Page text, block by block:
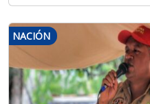
NACIÓN